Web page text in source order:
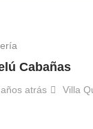
Cabañas
atrás Villa